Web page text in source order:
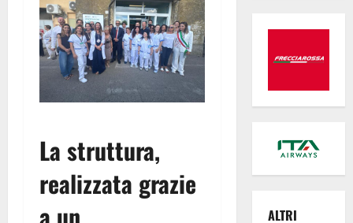
La struttura,
realizzata grazie
ALTRI